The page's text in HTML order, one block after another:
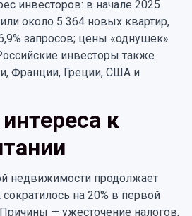
инвесторов: в начале 2025
около 5 364 новых квартир,
запросов; цены «однушек»
инвесторы также
Франции, Греции, США и
к
недвижимости продолжает
на 20% в первой
— ужесточение налогов,